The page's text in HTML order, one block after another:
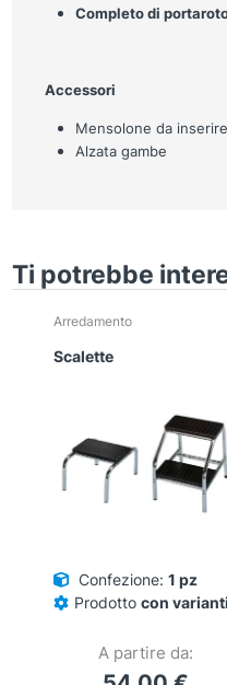
Completo di
Accessori
Mensolone da
Alzata gambe
Ti potrebbe
Arredamento
Scalette
Confezione: 1 pz
Prodotto con varianti
A partire da: